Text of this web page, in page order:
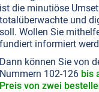
uns aber
NR. 60, S.24 RASSISMUS •
neue
ist die minutiöse
totalüberwachte und
soll. Wollen Sie
fundiert informiert
Dann können Sie von
Nummern 102-126 bis
Preis von zwei